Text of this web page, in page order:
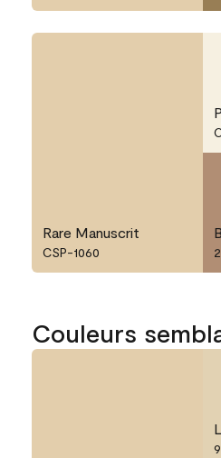
Rare Manuscrit
CSP-1060
Couleurs